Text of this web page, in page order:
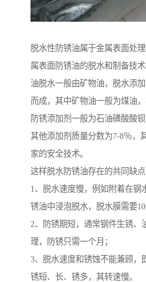
脱水性防锈油属于金属表面处
属表面防锈油的脱水和制备技
油脱水一般由矿物油，脱水添
而成，其中矿物油一般为煤油，
防锈添加剂一般为石油磺酸酸
其他添加剂质量分数为7-8％，
家的安全技术。
这样脱水防锈油存在的共同缺点
1、脱水速度慢，例如附着在钢
锈油中浸泡脱水，脱水膜需要
2、防锈期短，通常钢件生锈、
理，防锈只需一个月；
3、脱水速度和锈蚀不能兼顾，
锈短、长、锈多，其转速慢。